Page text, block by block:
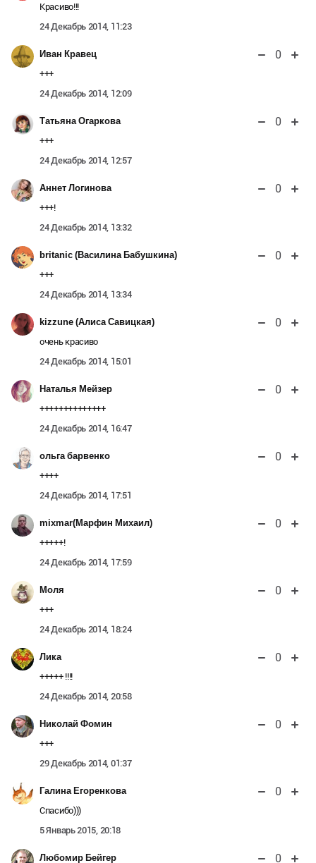
Красиво!!!
24 Декабрь 2014, 11:23
Иван Кравец 0
+++
24 Декабрь 2014, 12:09
Татьяна Огаркова 0
+++
24 Декабрь 2014, 12:57
Аннет Логинова 0
+++!
24 Декабрь 2014, 13:32
britanic (Василина Бабушкина) 0
+++
24 Декабрь 2014, 13:34
kizzune (Алиса Савицкая) 0
очень красиво
24 Декабрь 2014, 15:01
Наталья Мейзер 0
++++++++++++++
24 Декабрь 2014, 16:47
ольга барвенко 0
++++
24 Декабрь 2014, 17:51
mixmar(Марфин Михаил) 0
+++++!
24 Декабрь 2014, 17:59
Моля 0
+++
24 Декабрь 2014, 18:24
Лика 0
+++++ !!!!
24 Декабрь 2014, 20:58
Николай Фомин 0
+++
29 Декабрь 2014, 01:37
Галина Егоренкова 0
Спасибо)))
5 Январь 2015, 20:18
Любомир Бейгер 0